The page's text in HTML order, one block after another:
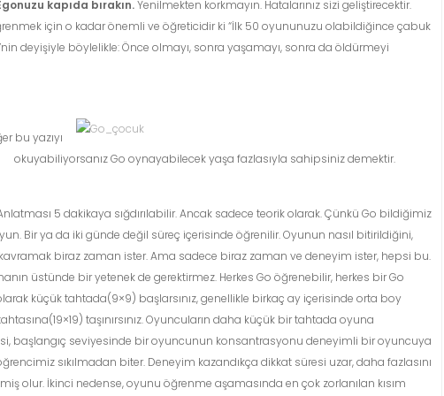
kapıda bırakın.Yenilmekten korkmayın. Hatalarınız sizi geliştirecektir.
için o kadar önemli ve öğreticidir ki “İlk 50 oyununuzu olabildiğince çabuk
deyişiyle böylelikle: Önce olmayı, sonra yaşamayı, sonra da öldürmeyi
bu yazıyı
okuyabiliyorsanız Go oynayabilecek yaşa fazlasıyla sahipsiniz demektir.
5 dakikaya sığdırılabilir. Ancak sadece teorik olarak. Çünkü Go bildiğimiz
Bir ya da iki günde değil süreç içerisinde öğrenilir. Oyunun nasıl bitirildiğini,
biraz zaman ister. Ama sadece biraz zaman ve deneyim ister, hepsi bu.
üstünde bir yetenek de gerektirmez. Herkes Go öğrenebilir, herkes bir Go
küçük tahtada(9×9) başlarsınız, genellikle birkaç ay içerisinde orta boy
taşınırsınız. Oyuncuların daha küçük bir tahtada oyuna
başlangıç seviyesinde bir oyuncunun konsantrasyonu deneyimli bir oyuncuya
sıkılmadan biter. Deneyim kazandıkça dikkat süresi uzar, daha fazlasını
olur. İkinci nedense, oyunu öğrenme aşamasında en çok zorlanılan kısım